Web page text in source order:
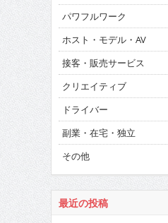
パワフルワーク
ホスト・モデル・AV
接客・販売サービス
クリエイティブ
ドライバー
副業・在宅・独立
その他
最近の投稿